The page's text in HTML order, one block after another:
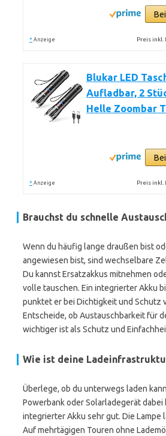
* Anzeige Preis inkl.
Blukar LED
Aufladbar, 2
Helle Zoombar
* Anzeige Preis inkl.
Brauchst du schnelle
Wenn du häufig lange draußen bist
angewiesen bist, sind wechselbare
Du kannst Ersatzakkus mitnehmen
volle tauschen. Ein integrierter Akku
punktet er bei Dichtigkeit und Schutz
Entscheide, ob Austauschbarkeit für
wichtiger ist als Schutz und
Wie ist deine
Überlege, ob du unterwegs laden
Powerbank oder Solarladegerät
integrierter Akku sehr gut. Die Lampe
Auf mehrtägigen Touren ohne